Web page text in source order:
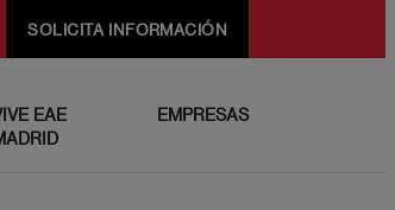
SOLICITA INFORMACIÓN
EAE
EMPRESAS